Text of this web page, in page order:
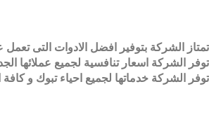
تمتاز الشركة بتوفير افضل الادوات التى
توفر الشركة اسعار تنافسية لجميع عملائها
توفر الشركة خدماتها لجميع احياء تبوك و كافة